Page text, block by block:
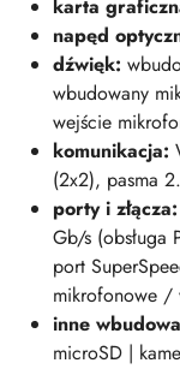
karta
napęd
dźwięk:
wbudowany
wejście
komunikacja:
(2x2), pasma
porty i złącza:
Gb/s (obsługa
port
mikrofonowe /
inne
microSD |